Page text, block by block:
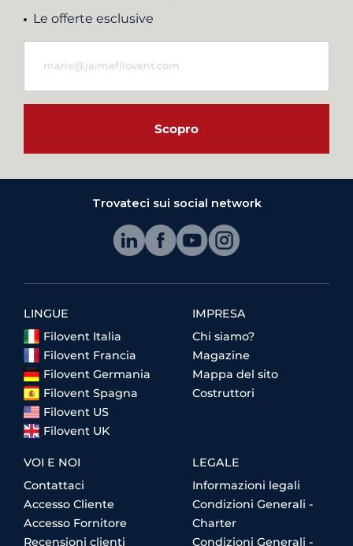
Le offerte esclusive
Scopro
Trovateci sui social network
LINGUE
Filovent Italia
Filovent Francia
Filovent Germania
Filovent Spagna
Filovent US
Filovent UK
IMPRESA
Chi siamo?
Magazine
Mappa del sito
Costruttori
VOI E NOI
Contattaci
Accesso Cliente
Accesso Fornitore
Recensioni clienti
LEGALE
Informazioni legali
Condizioni Generali -
Charter
Condizioni Generali -